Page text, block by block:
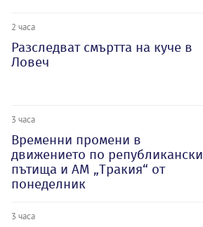
2 часа
Разследват смъртта на куче в
Ловеч
3 часа
Временни промени в
движението по републикански
пътища и АМ „Тракия“ от
понеделник
3 часа